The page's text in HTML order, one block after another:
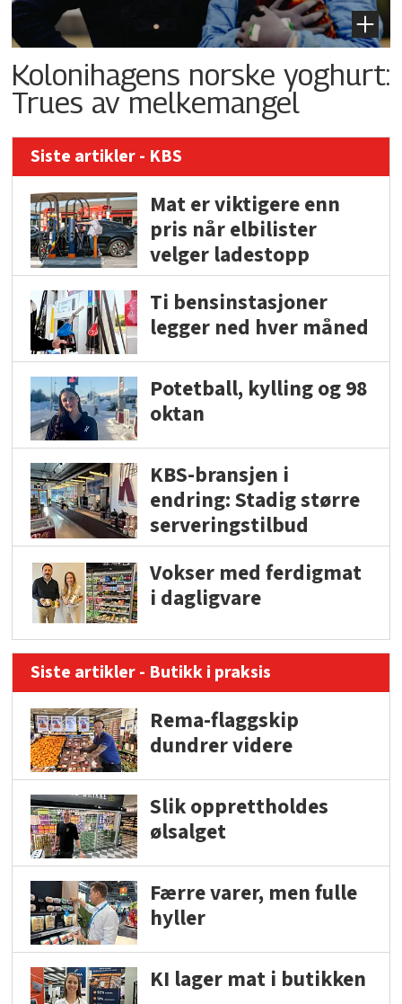
Kolonihagens norske yoghurt:
Trues av melkemangel
Siste artikler - KBS
Mat er viktigere enn
pris når elbilister
velger ladestopp
Ti bensinstasjoner
legger ned hver måned
Potetball, kylling og 98
oktan
KBS-bransjen i
endring: Stadig større
serveringstilbud
Vokser med ferdigmat
i dagligvare
Siste artikler - Butikk i praksis
Rema-flaggskip
dundrer videre
Slik opprettholdes
ølsalget
Færre varer, men fulle
hyller
KI lager mat i butikken